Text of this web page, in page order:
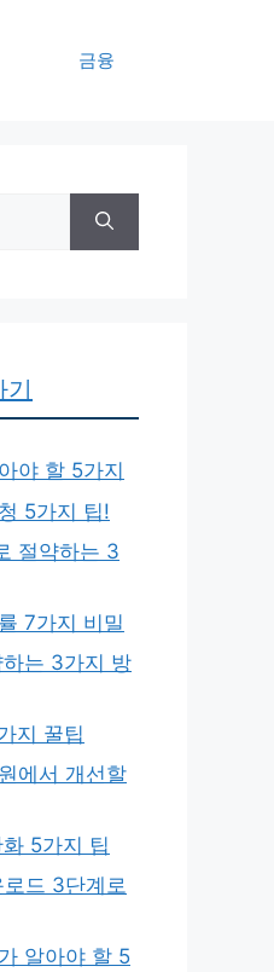
금융
기
야 할 5가지
5가지 팁!
절약하는 3
7가지 비밀
는 3가지 방
지 꿀팁
에서 개선할
5가지 팁
드 3단계로
알아야 할 5